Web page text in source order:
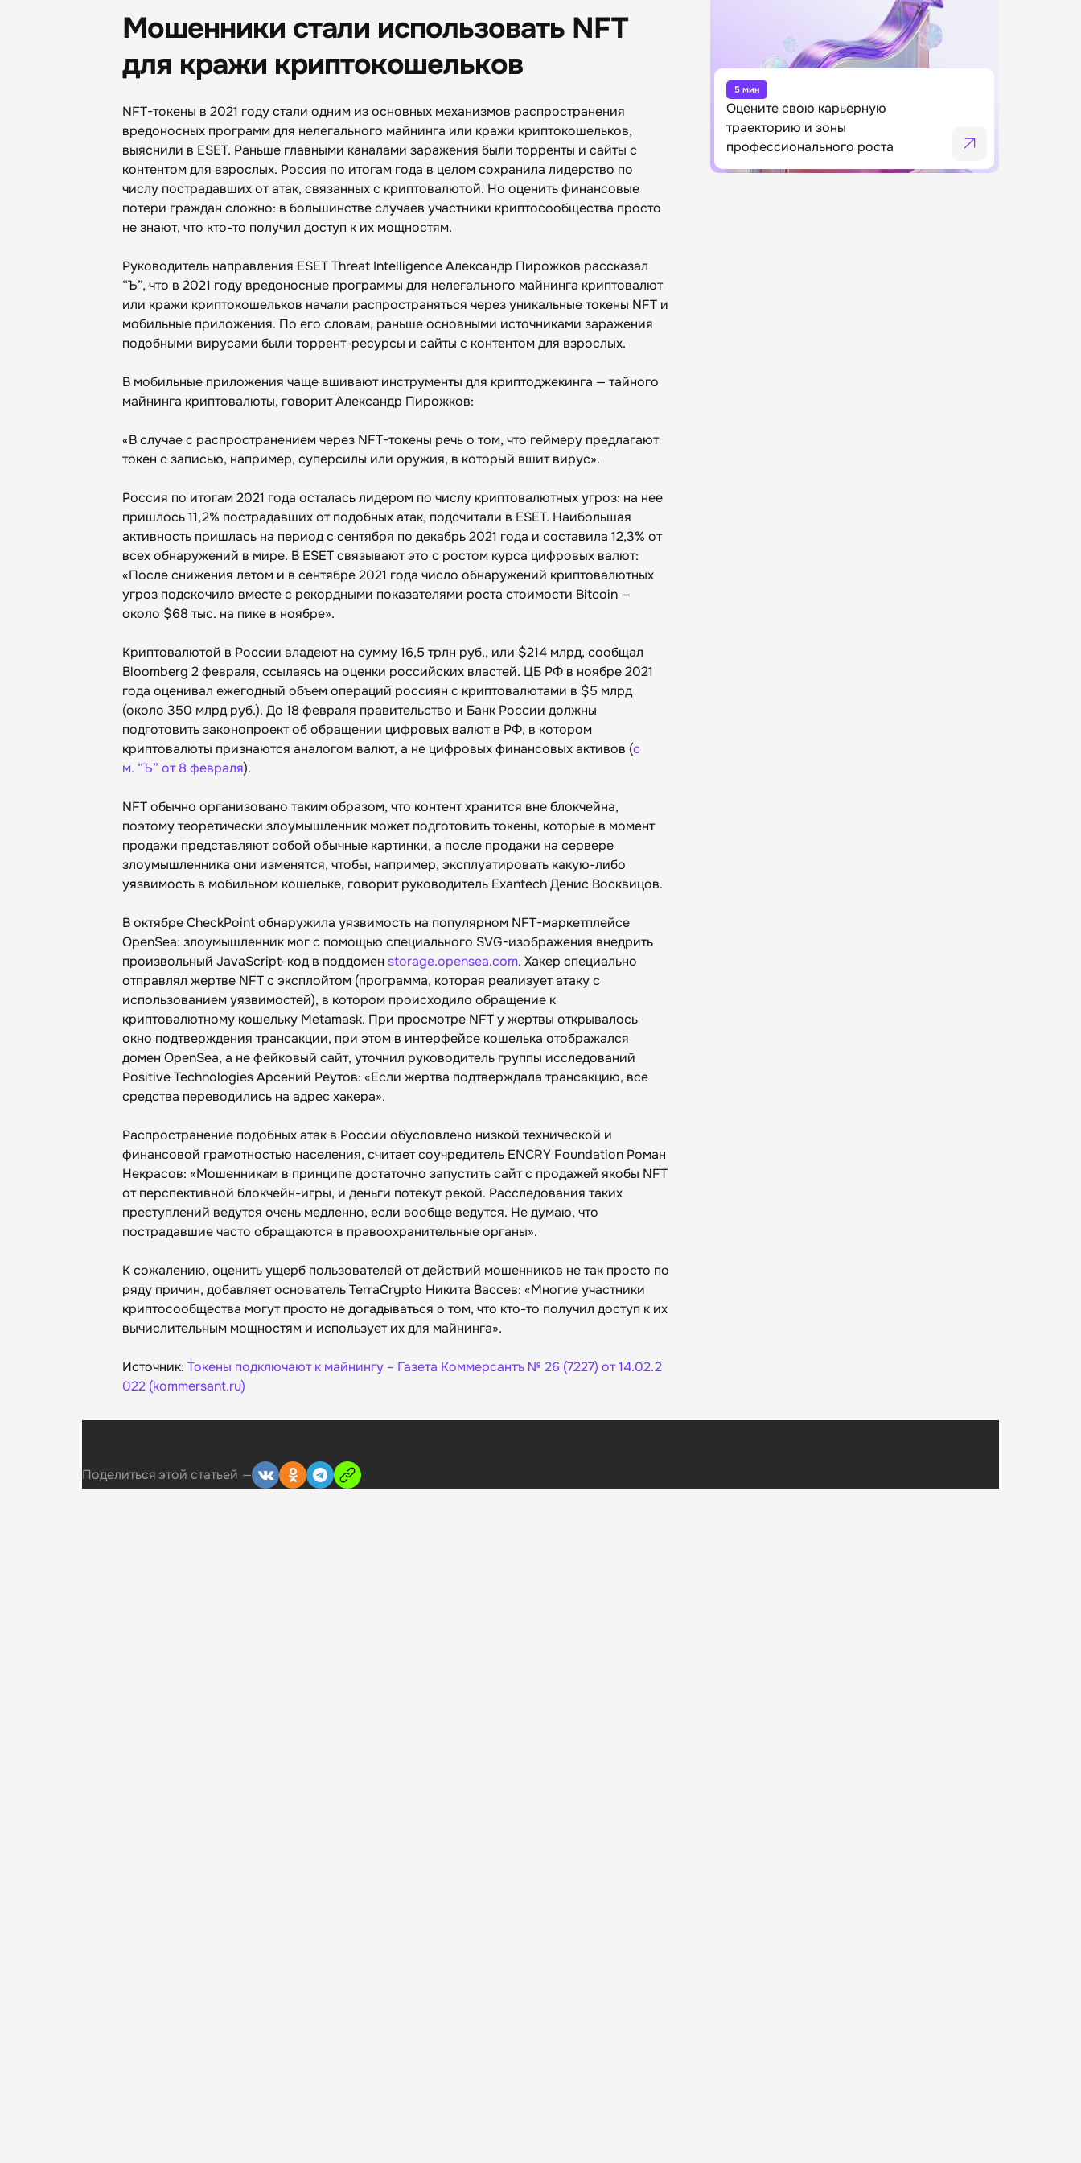
Мошенники стали использовать NFT
для кражи криптокошельков
NFT-токены в 2021 году стали одним из основных механизмов распространения
вредоносных программ для нелегального майнинга или кражи криптокошельков,
выяснили в ESET. Раньше главными каналами заражения были торренты и сайты с
контентом для взрослых. Россия по итогам года в целом сохранила лидерство по
числу пострадавших от атак, связанных с криптовалютой. Но оценить финансовые
потери граждан сложно: в большинстве случаев участники криптосообщества просто
не знают, что кто-то получил доступ к их мощностям.
Руководитель направления ESET Threat Intelligence Александр Пирожков рассказал
“Ъ”, что в 2021 году вредоносные программы для нелегального майнинга криптовалют
или кражи криптокошельков начали распространяться через уникальные токены NFT и
мобильные приложения. По его словам, раньше основными источниками заражения
подобными вирусами были торрент-ресурсы и сайты с контентом для взрослых.
В мобильные приложения чаще вшивают инструменты для криптоджекинга — тайного
майнинга криптовалюты, говорит Александр Пирожков:
«В случае с распространением через NFT-токены речь о том, что геймеру предлагают
токен с записью, например, суперсилы или оружия, в который вшит вирус».
Россия по итогам 2021 года осталась лидером по числу криптовалютных угроз: на нее
пришлось 11,2% пострадавших от подобных атак, подсчитали в ESET. Наибольшая
активность пришлась на период с сентября по декабрь 2021 года и составила 12,3% от
всех обнаружений в мире. В ESET связывают это с ростом курса цифровых валют:
«После снижения летом и в сентябре 2021 года число обнаружений криптовалютных
угроз подскочило вместе с рекордными показателями роста стоимости Bitcoin —
около $68 тыс. на пике в ноябре».
Криптовалютой в России владеют на сумму 16,5 трлн руб., или $214 млрд, сообщал
Bloomberg 2 февраля, ссылаясь на оценки российских властей. ЦБ РФ в ноябре 2021
года оценивал ежегодный объем операций россиян с криптовалютами в $5 млрд
(около 350 млрд руб.). До 18 февраля правительство и Банк России должны
подготовить законопроект об обращении цифровых валют в РФ, в котором
криптовалюты признаются аналогом валют, а не цифровых финансовых активов (с
м. “Ъ” от 8 февраля).
NFT обычно организовано таким образом, что контент хранится вне блокчейна,
поэтому теоретически злоумышленник может подготовить токены, которые в момент
продажи представляют собой обычные картинки, а после продажи на сервере
злоумышленника они изменятся, чтобы, например, эксплуатировать какую-либо
уязвимость в мобильном кошельке, говорит руководитель Exantech Денис Восквицов.
В октябре CheckPoint обнаружила уязвимость на популярном NFT-маркетплейсе
OpenSea: злоумышленник мог с помощью специального SVG-изображения внедрить
произвольный JavaScript-код в поддомен storage.opensea.com. Хакер специально
отправлял жертве NFT с эксплойтом (программа, которая реализует атаку с
использованием уязвимостей), в котором происходило обращение к
криптовалютному кошельку Metamask. При просмотре NFT у жертвы открывалось
окно подтверждения трансакции, при этом в интерфейсе кошелька отображался
домен OpenSea, а не фейковый сайт, уточнил руководитель группы исследований
Positive Technologies Арсений Реутов: «Если жертва подтверждала трансакцию, все
средства переводились на адрес хакера».
Распространение подобных атак в России обусловлено низкой технической и
финансовой грамотностью населения, считает соучредитель ENCRY Foundation Роман
Некрасов: «Мошенникам в принципе достаточно запустить сайт с продажей якобы NFT
от перспективной блокчейн-игры, и деньги потекут рекой. Расследования таких
преступлений ведутся очень медленно, если вообще ведутся. Не думаю, что
пострадавшие часто обращаются в правоохранительные органы».
К сожалению, оценить ущерб пользователей от действий мошенников не так просто по
ряду причин, добавляет основатель TerraCrypto Никита Вассев: «Многие участники
криптосообщества могут просто не догадываться о том, что кто-то получил доступ к их
вычислительным мощностям и использует их для майнинга».
Источник: Токены подключают к майнингу – Газета Коммерсантъ № 26 (7227) от 14.02.2
022 (kommersant.ru)
Оцените свою карьерную
траекторию и зоны
профессионального роста
5 мин
Поделиться этой статьей